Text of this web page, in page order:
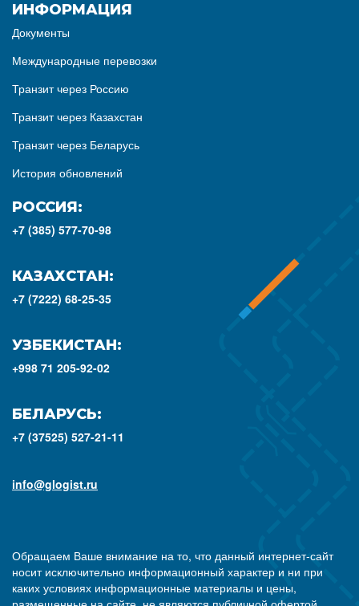
ИНФОРМАЦИЯ
Документы
Международные перевозки
Транзит через Россию
Транзит через Казахстан
Транзит через Беларусь
История обновлений
РОССИЯ:
+7 (385) 577-70-98
КАЗАХСТАН:
+7 (7222) 68-25-35
УЗБЕКИСТАН:
+998 71 205-92-02
БЕЛАРУСЬ:
+7 (37525) 527-21-11
info@glogist.ru
Обращаем Ваше внимание на то, что данный интернет-сайт
носит исключительно информационный характер и ни при
каких условиях информационные материалы и цены,